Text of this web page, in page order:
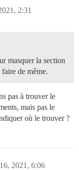
2:31
masquer la section
de même.
pas à trouver le
mais pas le
où le trouver ?
2021, 6:06